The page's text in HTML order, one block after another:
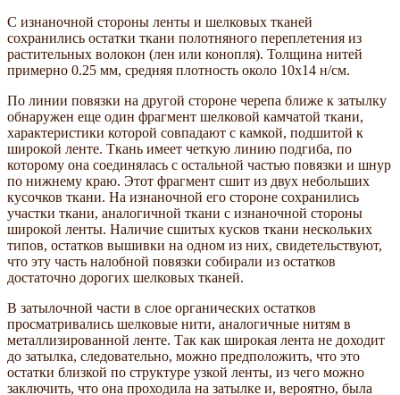
С изнаночной стороны ленты и шелковых тканей
сохранились остатки ткани полотняного переплетения из
растительных волокон (лен или конопля). Толщина нитей
примерно 0.25 мм, средняя плотность около 10х14 н/см.
По линии повязки на другой стороне черепа ближе к затылку
обнаружен еще один фрагмент шелковой камчатой ткани,
характеристики которой совпадают с камкой, подшитой к
широкой ленте. Ткань имеет четкую линию подгиба, по
которому она соединялась с остальной частью повязки и шнур
по нижнему краю. Этот фрагмент сшит из двух небольших
кусочков ткани. На изнаночной его стороне сохранились
участки ткани, аналогичной ткани с изнаночной стороны
широкой ленты. Наличие сшитых кусков ткани нескольких
типов, остатков вышивки на одном из них, свидетельствуют,
что эту часть налобной повязки собирали из остатков
достаточно дорогих шелковых тканей.
В затылочной части в слое органических остатков
просматривались шелковые нити, аналогичные нитям в
металлизированной ленте. Так как широкая лента не доходит
до затылка, следовательно, можно предположить, что это
остатки близкой по структуре узкой ленты, из чего можно
заключить, что она проходила на затылке и, вероятно, была